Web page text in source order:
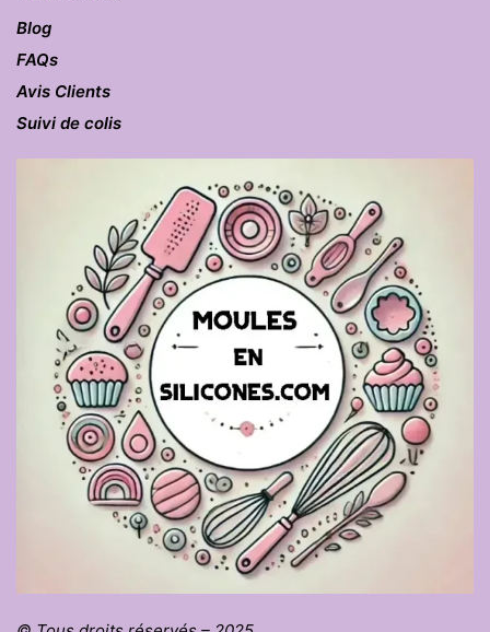
Blog
FAQs
Avis Clients
Suivi de colis